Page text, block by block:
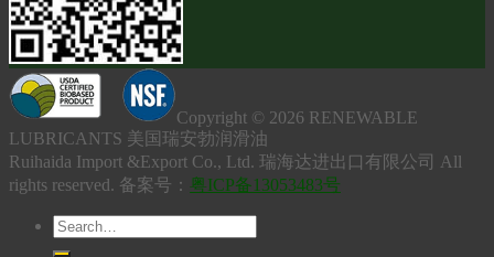
Copyright © 2026 RENEWABLE
LUBRICANTS 美国瑞安勃润滑油
Ruihaida Import &Export Co., Ltd. 瑞海达进出口有限公司 All
rights reserved. 备案号： 粤ICP备13053483号